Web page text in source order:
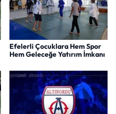
Efelerli Çocuklara Hem Spor
Hem Geleceğe Yatırım İmkanı